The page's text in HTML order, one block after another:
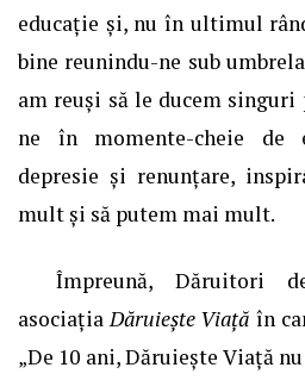
educație și, nu în ultimul
bine reunindu-ne sub
am reuși să le ducem singuri
ne în momente-cheie de
depresie și renunțare,
mult și să putem mai mult.
Împreună, Dăruitori
asociațiaDăruiește Viață în
„De 10 ani, Dăruiește Viață